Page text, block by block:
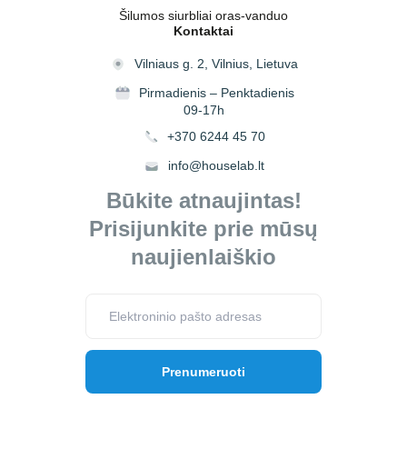
Šilumos siurbliai oras-vanduo
Kontaktai
Vilniaus g. 2, Vilnius, Lietuva
Pirmadienis – Penktadienis
09-17h
+370 6244 45 70
info@houselab.lt
Būkite atnaujintas!
Prisijunkite prie mūsų
naujienlaiškio